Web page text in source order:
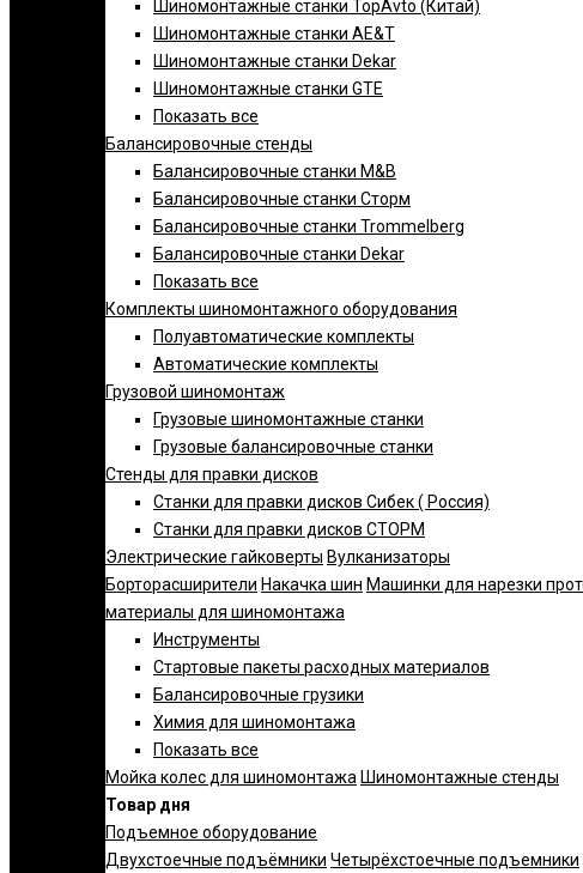
Шиномонтажные станки TopAvto (Китай)
Шиномонтажные станки AE&T
Шиномонтажные станки Dekar
Шиномонтажные станки GTE
Показать все
Балансировочные стенды
Балансировочные станки M&B
Балансировочные станки Сторм
Балансировочные станки Trommelberg
Балансировочные станки Dekar
Показать все
Комплекты шиномонтажного оборудования
Полуавтоматические комплекты
Автоматические комплекты
Грузовой шиномонтаж
Грузовые шиномонтажные станки
Грузовые балансировочные станки
Стенды для правки дисков
Cтанки для правки дисков Сибек ( Россия)
Станки для правки дисков СТОРМ
Электрические гайковерты Вулканизаторы
Борторасширители Накачка шин Машинки для нарезки
материалы для шиномонтажа
Инструменты
Стартовые пакеты расходных материалов
Балансировочные грузики
Химия для шиномонтажа
Показать все
Мойка колес для шиномонтажа Шиномонтажные стенды
Товар дня
Подъемное оборудование
Двухстоечные подъёмники Четырёхстоечные подъемники